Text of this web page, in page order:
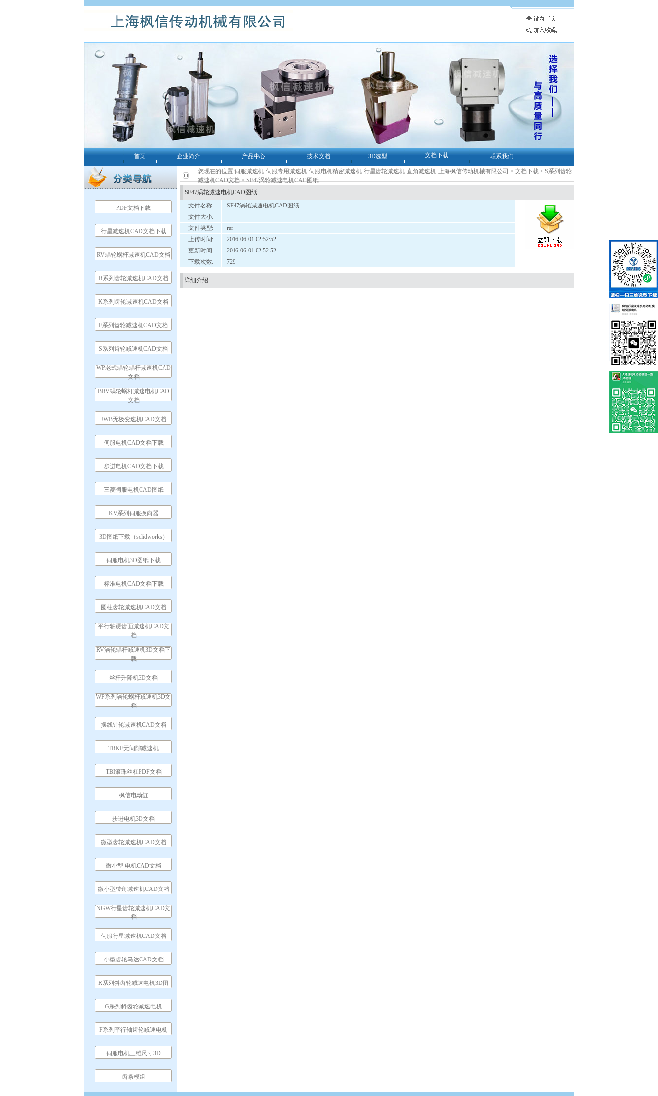
首页 企业简介 产品中心 技术文档 3D选型 文档下载 联系我们
PDF文档下载
行星减速机CAD文档下载
RV蜗轮蜗杆减速机CAD文档
R系列齿轮减速机CAD文档
K系列齿轮减速机CAD文档
F系列齿轮减速机CAD文档
S系列齿轮减速机CAD文档
WP老式蜗轮蜗杆减速机CAD
文档
BRV蜗轮蜗杆减速电机CAD
文档
JWB无极变速机CAD文档
伺服电机CAD文档下载
步进电机CAD文档下载
三菱伺服电机CAD图纸
KV系列伺服换向器
3D图纸下载（solidworks）
伺服电机3D图纸下载
标准电机CAD文档下载
圆柱齿轮减速机CAD文档
平行轴硬齿面减速机CAD文
档
RV涡轮蜗杆减速机3D文档下
载
丝杆升降机3D文档
WP系列涡轮蜗杆减速机3D文
档
摆线针轮减速机CAD文档
TRKF无间隙减速机
TBI滚珠丝杠PDF文档
枫信电动缸
步进电机3D文档
微型齿轮减速机CAD文档
微小型 电机CAD文档
微小型转角减速机CAD文档
NGW行星齿轮减速机CAD文
档
伺服行星减速机CAD文档
小型齿轮马达CAD文档
R系列斜齿轮减速电机3D图
G系列斜齿轮减速电机
F系列平行轴齿轮减速电机
伺服电机三维尺寸3D
齿条模组
您现在的位置:伺服减速机-伺服专用减速机-伺服电机精密减速机-行星齿轮减速机-直角减速机-上海枫信传动机械有限公司 > 文档下载 > S系列齿轮
减速机CAD文档> SF47涡轮减速电机CAD图纸
SF47涡轮减速电机CAD图纸
文件名称:
SF47涡轮减速电机CAD图纸
文件大小:
文件类型:
rar
上传时间:
2016-06-01 02:52:52
更新时间:
2016-06-01 02:52:52
下载次数:
729
详细介绍